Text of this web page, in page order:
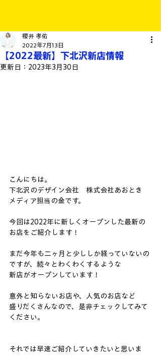
【2022最新】下北沢新店情報
櫻井 孝佑
2022年7月13日
更新日： 2023年3月30日
こんにちは。
下北沢のデザイン会社　株式会社あおとき
メディア担当の金です。
今回は2022年に新しくオープンした最新の
お店をご紹介します！
まだ今年も二ヶ月と少ししか経っていないの
ですが、続々とわくわくするような
新店がオープンしています！
意外と知らないお店や、人気のお店など
盛りだくさんなので、是非チェックしてみて
ください。
それでは早速ご紹介していきたいと思いま